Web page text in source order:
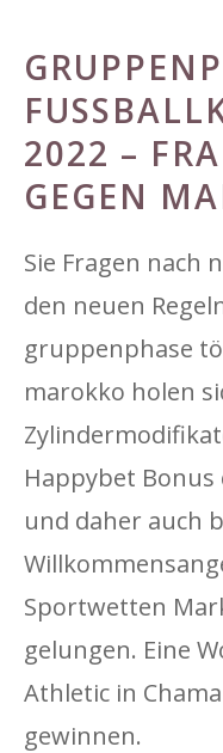
022 –
EGEN
Sie Fragen nach
den neuen
gruppenphase
marokko holen
Happybet
und daher auch
Sportwetten
gelungen. Eine
Athletic in
gewinnen.